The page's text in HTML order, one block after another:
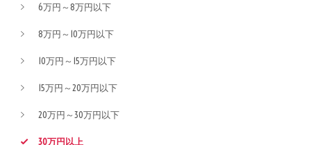
6万円～8万円以下
8万円～10万円以下
10万円～15万円以下
15万円～20万円以下
20万円～30万円以下
30万円以上